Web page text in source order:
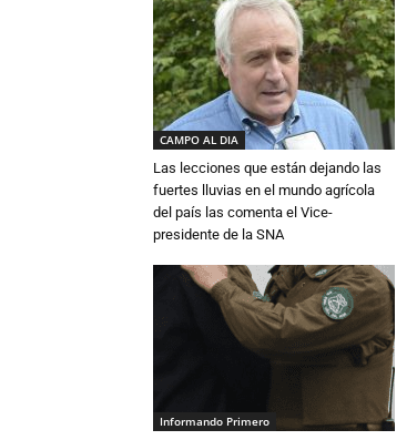
CAMPO AL DIA
Las lecciones que están dejando las
fuertes lluvias en el mundo agrícola
del país las comenta el Vice-
presidente de la SNA
Informando Primero